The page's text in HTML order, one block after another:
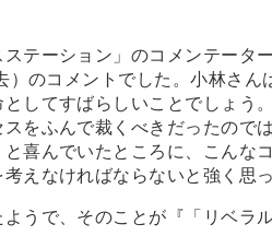
テーション」のコメンテータ
のコメントでした。小林さん
してすばらしいことでしょう
をふんで裁くべきだったので
喜んでいたところに、こんな
えなければならないと強く思っ
うで、そのことが『「リベラ